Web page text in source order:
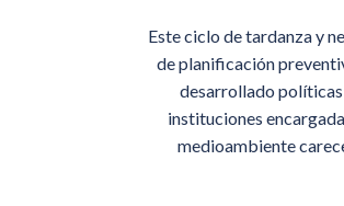
Este ciclo de tardanza y
de planificación
desarrollado políticas
instituciones
medioambiente